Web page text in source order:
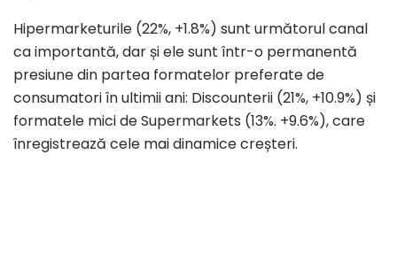
Hipermarketurile (22%, +1.8%) sunt următorul canal
ca importantă, dar și ele sunt într-o permanentă
presiune din partea formatelor preferate de
consumatori în ultimii ani: Discounterii (21%, +10.9%) și
formatele mici de Supermarkets (13%. +9.6%), care
înregistrează cele mai dinamice creșteri.